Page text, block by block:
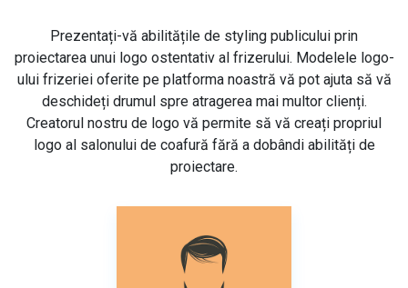
Prezentați-vă abilitățile de styling publicului prin
proiectarea unui logo ostentativ al frizerului. Modelele logo-
ului frizeriei oferite pe platforma noastră vă pot ajuta să vă
deschideți drumul spre atragerea mai multor clienți.
Creatorul nostru de logo vă permite să vă creați propriul
logo al salonului de coafură fără a dobândi abilități de
proiectare.